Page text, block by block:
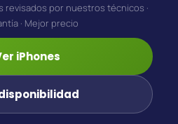
revisados por nuestros técnicos ·
· Mejor precio
iPhones